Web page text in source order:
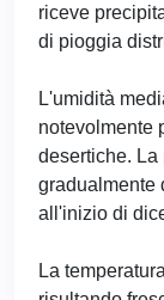
riceve
di pioggia
L'umidità
notevolmente
desertiche.
gradualmente
all'inizio di
La